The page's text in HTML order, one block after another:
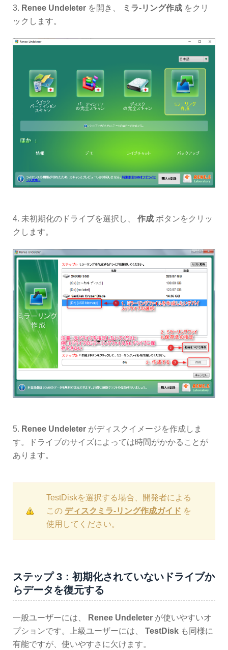
3. Renee Undeleter を開き、 ミラ-リング作成 をクリ
ックします。
4. 未初期化のドライブを選択し、 作成 ボタンをクリッ
クします。
5. Renee Undeleter がディスクイメージを作成しま
す。ドライブのサイズによっては時間がかかることが
あります。
TestDiskを選択する場合、開発者による
この ディスクミラ-リング作成ガイド を
使用してください。
ステップ 3：初期化されていないドライブか
らデータを復元する
一般ユーザーには、 Renee Undeleter が使いやすいオ
プションです。上級ユーザーには、 TestDisk も同様に
有能ですが、使いやすさに欠けます。